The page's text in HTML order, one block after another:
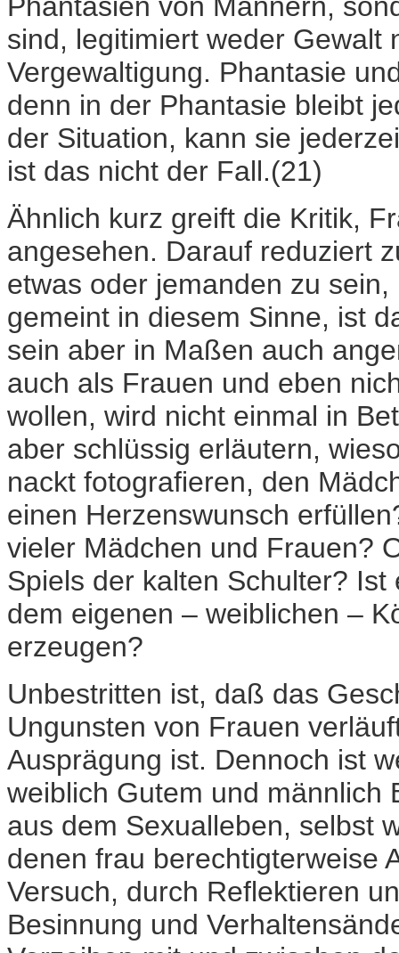
sind, legitimiert weder Gewalt
Vergewaltigung. Phantasie
denn in der Phantasie bleibt
der Situation, kann sie
ist das nicht der Fall.(21)
Ähnlich kurz greift die Kritik,
angesehen. Darauf reduziert
etwas oder jemanden zu
gemeint in diesem Sinne, ist
sein aber in Maßen auch
auch als Frauen und eben
wollen, wird nicht einmal in
aber schlüssig erläutern,
nackt fotografieren, den
einen Herzenswunsch
vieler Mädchen und Frauen?
Spiels der kalten Schulter?
dem eigenen – weiblichen –
erzeugen?
Unbestritten ist, daß das
Ungunsten von Frauen
Ausprägung ist. Dennoch ist
weiblich Gutem und männlich
aus dem Sexualleben, selbst
denen frau berechtigterweise
Versuch, durch Reflektieren
Besinnung und